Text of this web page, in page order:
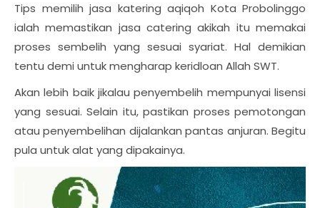
Tips memilih jasa katering aqiqoh Kota Probolinggo
ialah memastikan jasa catering akikah itu memakai
proses sembelih yang sesuai syariat. Hal demikian
tentu demi untuk mengharap keridloan Allah SWT.
Akan lebih baik jikalau penyembelih mempunyai lisensi
yang sesuai. Selain itu, pastikan proses pemotongan
atau penyembelihan dijalankan pantas anjuran. Begitu
pula untuk alat yang dipakainya.